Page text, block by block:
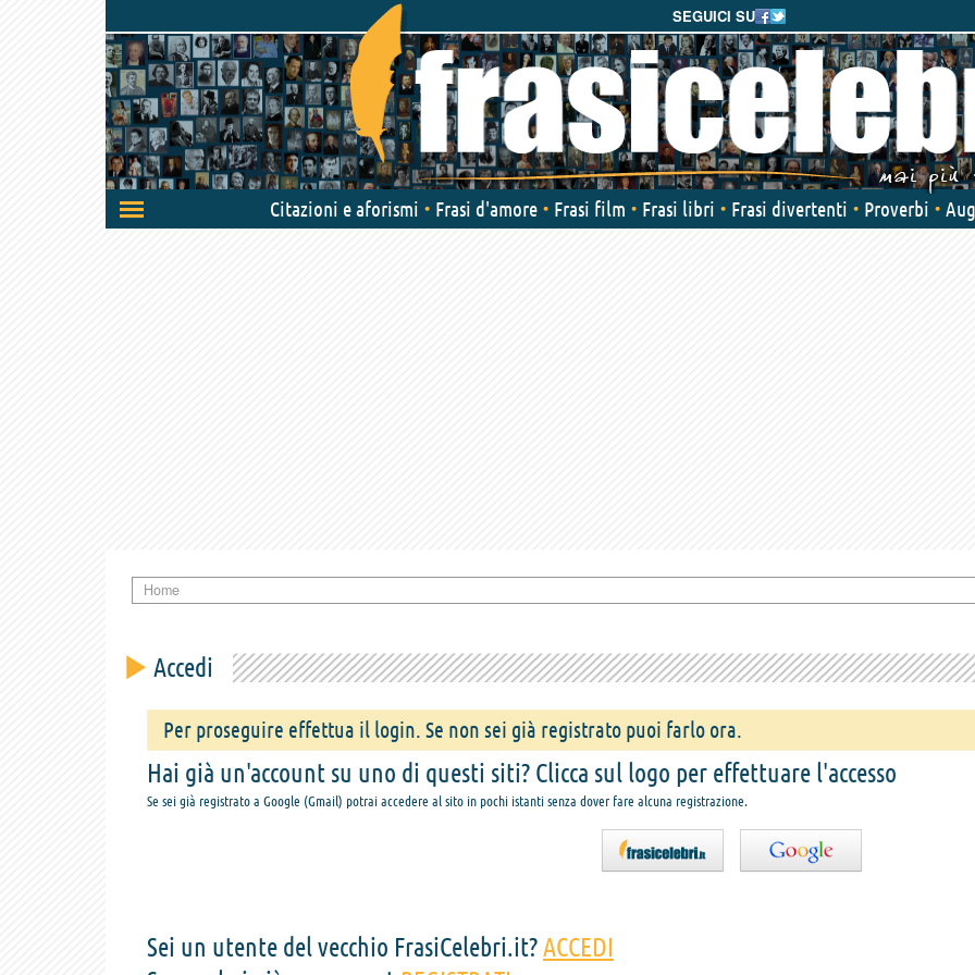
SEGUICI SU
Attiva/disattiva
navigazione
Citazioni e aforismi Frasi d'amore Frasi film Frasi libri Frasi divertenti Proverbi
Home
Accedi
Per proseguire effettua il login. Se non sei già registrato puoi farlo ora.
Hai già un'account su uno di questi siti? Clicca sul logo per effettuare l'accesso
Se sei già registrato a Google (Gmail) potrai accedere al sito in pochi istanti senza dover fare alcuna registrazione.
Sei un utente del vecchio FrasiCelebri.it?ACCEDI